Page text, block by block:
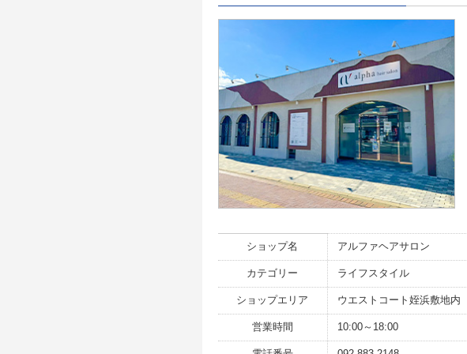
ショップ名 アルファヘアサロン
カテゴリー ライフスタイル
ショップエリア ウエストコート姪浜敷地内
営業時間 10:00～18:00